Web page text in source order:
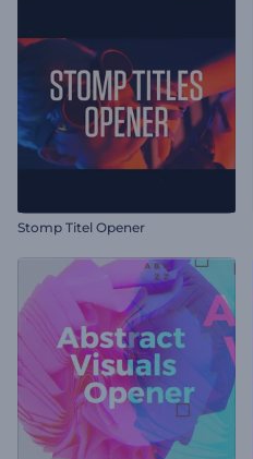
Stomp Titel Opener